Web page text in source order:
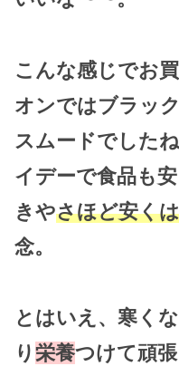
こんな感じでお
オンではブラッ
スムードでした
イデーで食品も
きやさほど安く
念。
とはいえ、寒く
り 栄養つけて頑